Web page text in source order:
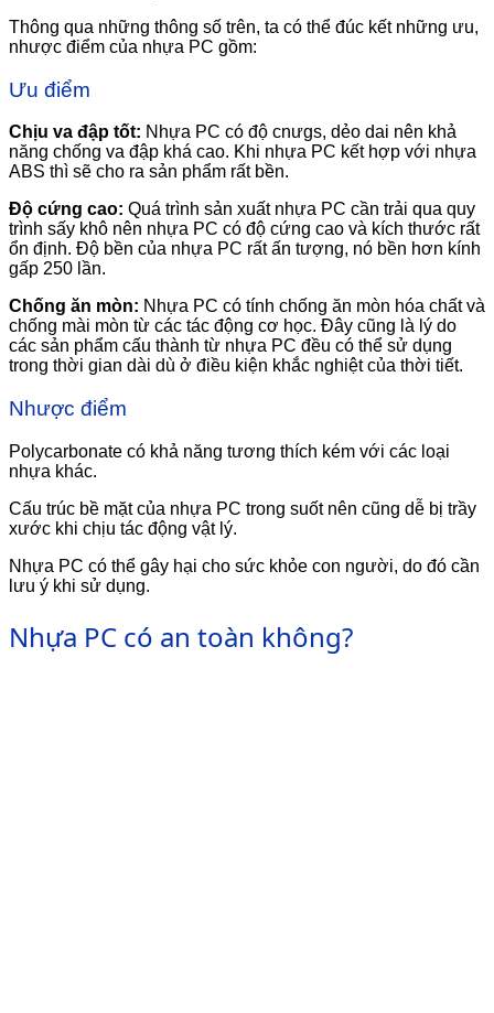
Thông qua những thông số trên, ta có thể đúc kết những ưu,
nhược điểm của nhựa PC gồm:
Ưu điểm
Chịu va đập tốt: Nhựa PC có độ cnưgs, dẻo dai nên khả
năng chống va đập khá cao. Khi nhựa PC kết hợp với nhựa
ABS thì sẽ cho ra sản phẩm rất bền.
Độ cứng cao: Quá trình sản xuất nhựa PC cần trải qua quy
trình sấy khô nên nhựa PC có độ cứng cao và kích thước rất
ổn định. Độ bền của nhựa PC rất ấn tượng, nó bền hơn kính
gấp 250 lần.
Chống ăn mòn: Nhựa PC có tính chống ăn mòn hóa chất và
chống mài mòn từ các tác động cơ học. Đây cũng là lý do
các sản phẩm cấu thành từ nhựa PC đều có thể sử dụng
trong thời gian dài dù ở điều kiện khắc nghiệt của thời tiết.
Nhược điểm
Polycarbonate có khả năng tương thích kém với các loại
nhựa khác.
Cấu trúc bề mặt của nhựa PC trong suốt nên cũng dễ bị trầy
xước khi chịu tác động vật lý.
Nhựa PC có thể gây hại cho sức khỏe con người, do đó cần
lưu ý khi sử dụng.
Nhựa PC có an toàn không?